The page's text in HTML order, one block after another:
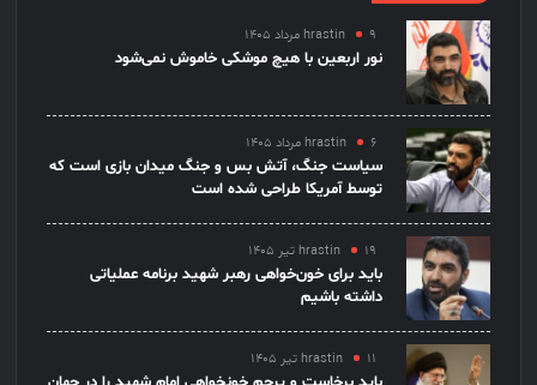
hrastin ۹ مرداد ۱۴۰۵
نور اربعین با هیچ موشکی خاموش نمی‌شود
hrastin ۶ مرداد ۱۴۰۵
سیاست جنگ، آتش بس و جنگ میدان بازی است که
توسط آمریکا طراحی شده است
hrastin ۱۹ تیر ۱۴۰۵
باید برای خون‌خواهی رهبر شهید برنامه عملیاتی
داشته باشیم
hrastin ۱۱ تیر ۱۴۰۵